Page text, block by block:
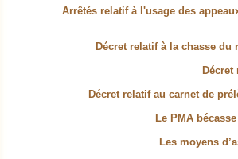
Arrêtés relatif à l'usage des
Décret relatif à la chasse
Décret relatif au carnet de
Le PMA
Les moyens